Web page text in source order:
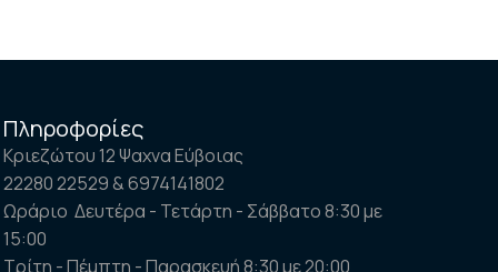
Πληροφορίες
Κριεζώτου 12 Ψαχνα Εύβοιας
22280 22529 & 6974141802
Ωράριο Δευτέρα - Τετάρτη - Σάββατο 8:30 με
15:00
Τρίτη - Πέμπτη - Παρασκευή 8:30 με 20:00